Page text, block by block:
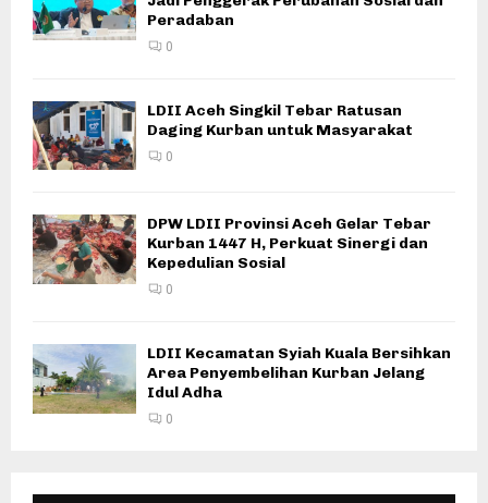
Peradaban
0
LDII Aceh Singkil Tebar Ratusan
Daging Kurban untuk Masyarakat
0
DPW LDII Provinsi Aceh Gelar Tebar
Kurban 1447 H, Perkuat Sinergi dan
Kepedulian Sosial
0
LDII Kecamatan Syiah Kuala Bersihkan
Area Penyembelihan Kurban Jelang
Idul Adha
0